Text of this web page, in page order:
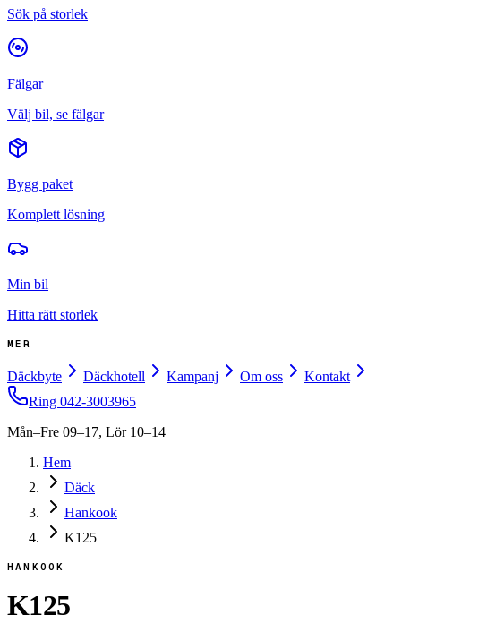
Sök på storlek
Fälgar
Välj bil, se fälgar
Bygg paket
Komplett lösning
Min bil
Hitta rätt storlek
MER
Däckbyte Däckhotell Kampanj Om oss
Kontakt
Ring 042-3003965
Mån–Fre 09–17, Lör 10–14
Hem
Däck
Hankook
K125
HANKOOK
K125